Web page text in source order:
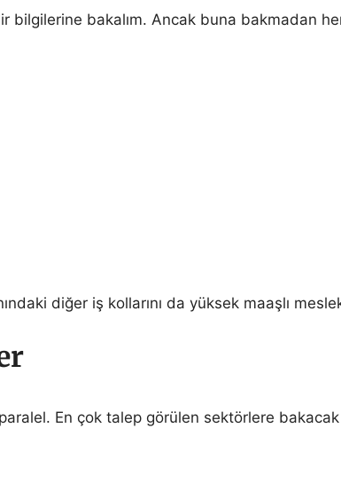
bilgilerine bakalım. Ancak buna bakmadan
diğer iş kollarını da yüksek maaşlı
En çok talep görülen sektörlere bakacak